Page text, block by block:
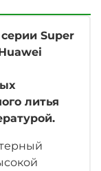
Super
литья